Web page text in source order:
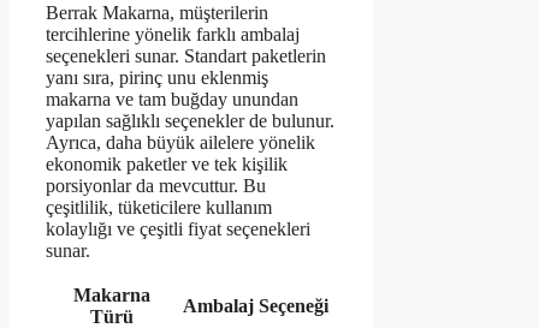
Berrak Makarna, müşterilerin
tercihlerine yönelik farklı ambalaj
seçenekleri sunar. Standart paketlerin
yanı sıra, pirinç unu eklenmiş
makarna ve tam buğday unundan
yapılan sağlıklı seçenekler de bulunur.
Ayrıca, daha büyük ailelere yönelik
ekonomik paketler ve tek kişilik
porsiyonlar da mevcuttur. Bu
çeşitlilik, tüketicilere kullanım
kolaylığı ve çeşitli fiyat seçenekleri
sunar.
Makarna
Türü
Ambalaj Seçeneği